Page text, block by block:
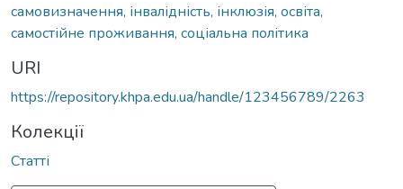
самовизначення, інвалідність, інклюзія, освіта,
самостійне проживання, соціальна політика
URI
https://repository.khpa.edu.ua/handle/123456789/2263
Колекції
Статті